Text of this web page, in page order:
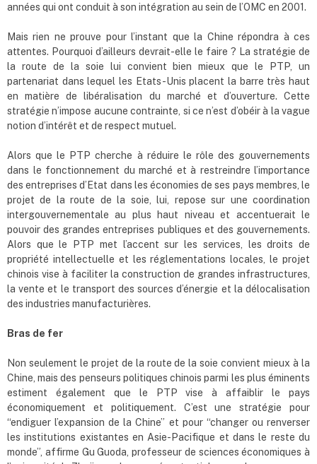
années qui ont conduit à son intégration au sein de l’OMC en 2001.
Mais rien ne prouve pour l’instant que la Chine répondra à ces
attentes. Pourquoi d’ailleurs devrait-elle le faire ? La stratégie de
la route de la soie lui convient bien mieux que le PTP, un
partenariat dans lequel les Etats-Unis placent la barre très haut
en matière de libéralisation du marché et d’ouverture. Cette
stratégie n’impose aucune contrainte, si ce n’est d’obéir à la vague
notion d’intérêt et de respect mutuel.
Alors que le PTP cherche à réduire le rôle des gouvernements
dans le fonctionnement du marché et à restreindre l’importance
des entreprises d’Etat dans les économies de ses pays membres, le
projet de la route de la soie, lui, repose sur une coordination
intergouvernementale au plus haut niveau et accentuerait le
pouvoir des grandes entreprises publiques et des gouvernements.
Alors que le PTP met l’accent sur les services, les droits de
propriété intellectuelle et les réglementations locales, le projet
chinois vise à faciliter la construction de grandes infrastructures,
la vente et le transport des sources d’énergie et la délocalisation
des industries manufacturières.
Bras de fer
Non seulement le projet de la route de la soie convient mieux à la
Chine, mais des penseurs politiques chinois parmi les plus éminents
estiment également que le PTP vise à affaiblir le pays
économiquement et politiquement. C’est une stratégie pour
“endiguer l’expansion de la Chine” et pour “changer ou renverser
les institutions existantes en Asie-Pacifique et dans le reste du
monde”, affirme Gu Guoda, professeur de sciences économiques à